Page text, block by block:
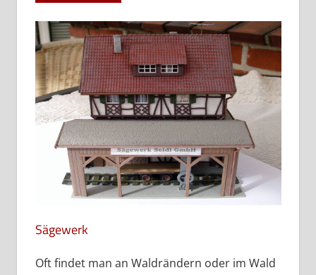
Sägewerk
Oft findet man an Waldrändern oder im Wald